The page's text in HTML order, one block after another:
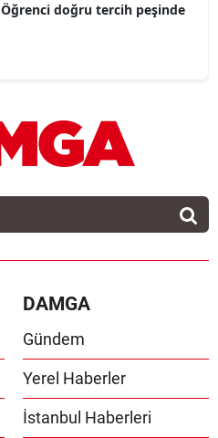
Öğrenci doğru tercih peşinde
DAMGA
Gündem
Yerel Haberler
İstanbul Haberleri